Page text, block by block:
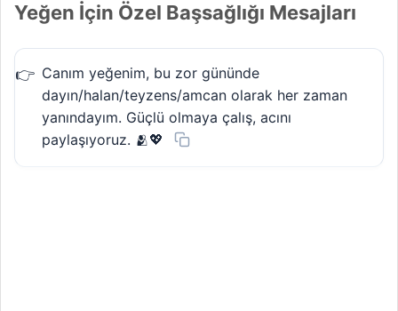
Yeğen İçin Özel Başsağlığı Mesajları
Canım yeğenim, bu zor gününde
dayın/halan/teyzens/amcan olarak her zaman
yanındayım. Güçlü olmaya çalış, acını
paylaşıyoruz. 🫂💖